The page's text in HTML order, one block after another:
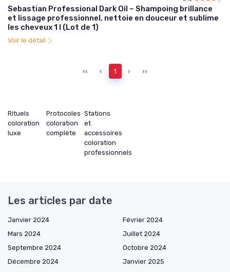
Sebastian Professional Dark Oil – Shampoing brillance
et lissage professionnel, nettoie en douceur et sublime
les cheveux 1 l (Lot de 1)
Voir le détail
‹‹ ‹ 1 › ››
Rituels
coloration
luxe
Protocoles
coloration
complète
Stations
et
accessoires
coloration
professionnels
Les articles par date
Janvier 2024
Février 2024
Mars 2024
Juillet 2024
Septembre 2024
Octobre 2024
Décembre 2024
Janvier 2025